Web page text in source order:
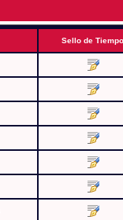
Sello de Tiempo